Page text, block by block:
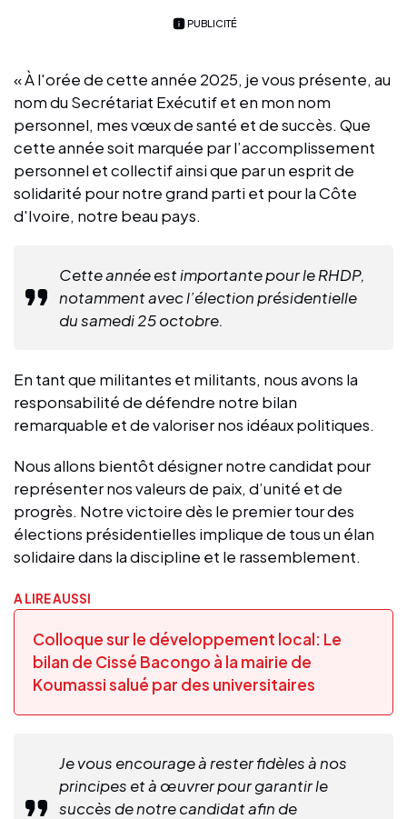
PUBLICITÉ
« À l'orée de cette année 2025, je vous présente, au
nom du Secrétariat Exécutif et en mon nom
personnel, mes vœux de santé et de succès. Que
cette année soit marquée par l’accomplissement
personnel et collectif ainsi que par un esprit de
solidarité pour notre grand parti et pour la Côte
d'Ivoire, notre beau pays.
Cette année est importante pour le RHDP,
notamment avec l’élection présidentielle
du samedi 25 octobre.
En tant que militantes et militants, nous avons la
responsabilité de défendre notre bilan
remarquable et de valoriser nos idéaux politiques.
Nous allons bientôt désigner notre candidat pour
représenter nos valeurs de paix, d’unité et de
progrès. Notre victoire dès le premier tour des
élections présidentielles implique de tous un élan
solidaire dans la discipline et le rassemblement.
A LIRE AUSSI
Colloque sur le développement local: Le
bilan de Cissé Bacongo à la mairie de
Koumassi salué par des universitaires
Je vous encourage à rester fidèles à nos
principes et à œuvrer pour garantir le
succès de notre candidat afin de